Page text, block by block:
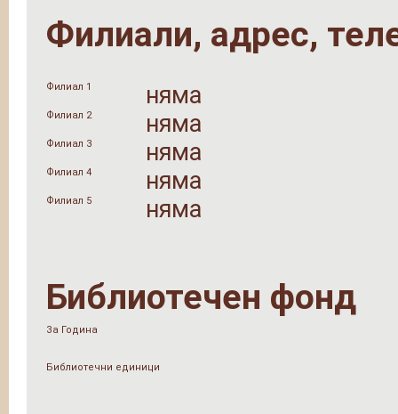
Филиали, адрес,
Филиал 1 няма
Филиал 2 няма
Филиал 3 няма
Филиал 4 няма
Филиал 5 няма
Библиотечен фонд
За Година
Библиотечни единици